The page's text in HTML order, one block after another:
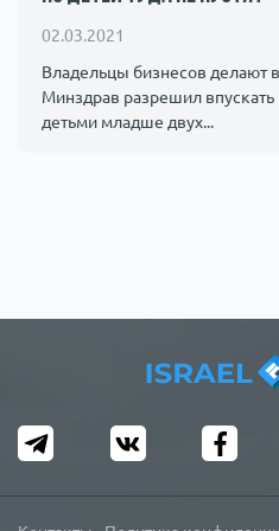
Происшествия
Армия
02.03.2021
Владельцы бизнесов делают
Минздрав разрешил впускать
детьми младше двух...